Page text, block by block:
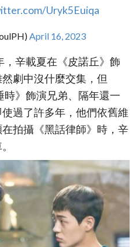
Uryk5Euiqa
April 16, 2023
，辛載夏在《皮諾丘》飾
劇中沒什麼交集，但
》飾演兄弟、隔年還一
過了許多年，他們依舊維
拍攝《黑話律師》時，辛